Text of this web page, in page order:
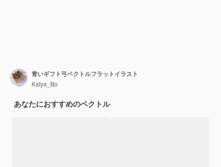
青いギフト弓ベクトルフラットイラスト
Katya_Bo
あなたにおすすめのベクトル